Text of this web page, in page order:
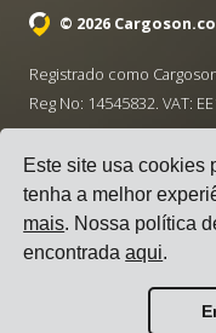
Este site usa cookies
tenha a melhor
mais. Nossa política
encontradaaqui.
© 2026
Registrado como
Reg No: 14545832. VAT:
·
Termos de Serviço